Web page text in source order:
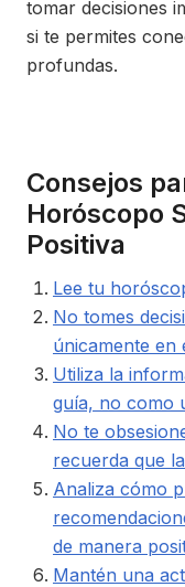
tomar decisiones
si te permites
profundas.
Consejos
Horóscopo
Positiva
Lee tu
No tomes
únicamente en
Utiliza la
guía, no como
No te
recuerda que
Analiza cómo
de manera
Mantén una